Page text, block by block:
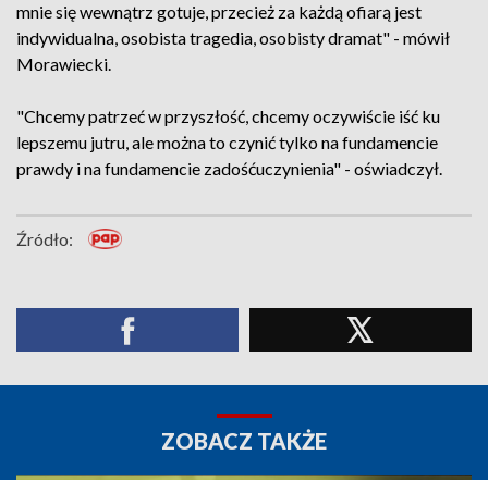
mnie się wewnątrz gotuje, przecież za każdą ofiarą jest
indywidualna, osobista tragedia, osobisty dramat" - mówił
Morawiecki.
"Chcemy patrzeć w przyszłość, chcemy oczywiście iść ku
lepszemu jutru, ale można to czynić tylko na fundamencie
prawdy i na fundamencie zadośćuczynienia" - oświadczył.
Źródło:
ZOBACZ TAKŻE